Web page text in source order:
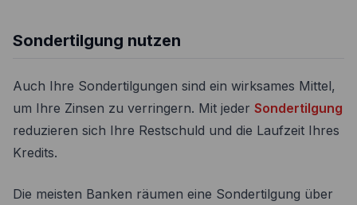
Sondertilgung nutzen
Auch Ihre Sondertilgungen sind ein wirksames Mittel,
um Ihre Zinsen zu verringern. Mit jeder Sondertilgung
reduzieren sich Ihre Restschuld und die Laufzeit Ihres
Kredits.
Die meisten Banken räumen eine Sondertilgung über